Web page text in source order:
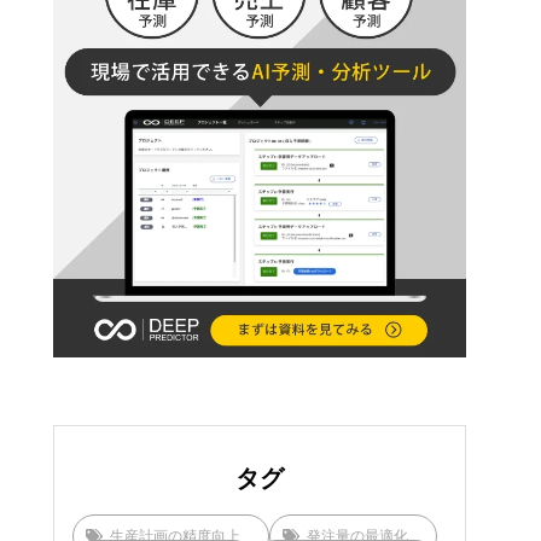
タグ
生産計画の精度向上 発注量の最適化